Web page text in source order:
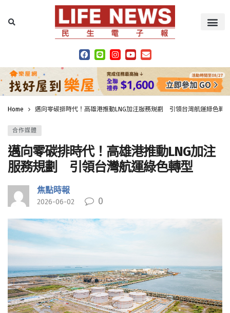
Home 邁向零碳排時代！高雄港推動LNG加注服務規劃 引領台灣航運綠色轉
合作媒體
邁向零碳排時代！高雄港推動LNG加注
服務規劃 引領台灣航運綠色轉型
焦點時報
2026-06-02 0